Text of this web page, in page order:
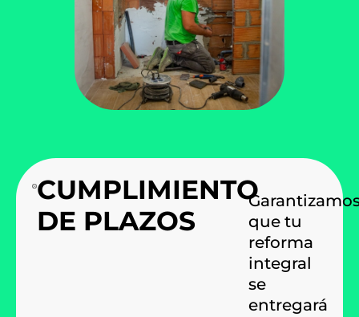
CUMPLIMIENTO
DE PLAZOS
que tu
reforma
integral
se
entregará